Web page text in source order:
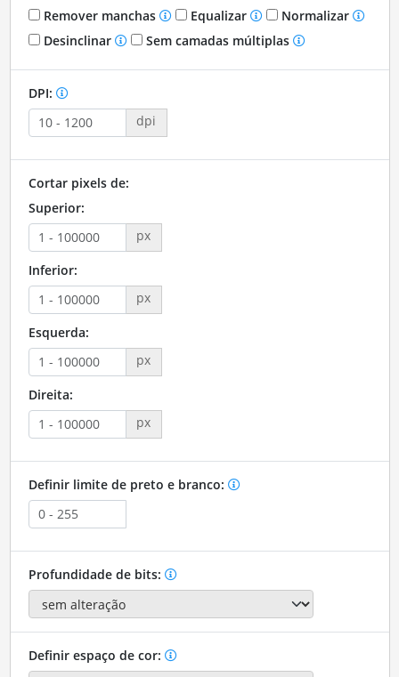
Remover manchas
Equalizar
Normalizar
Desinclinar
Sem camadas múltiplas
DPI:
dpi
Cortar pixels de:
Superior:
px
Inferior:
px
Esquerda:
px
Direita:
px
Definir limite de preto e branco:
Profundidade de bits:
Definir espaço de cor: